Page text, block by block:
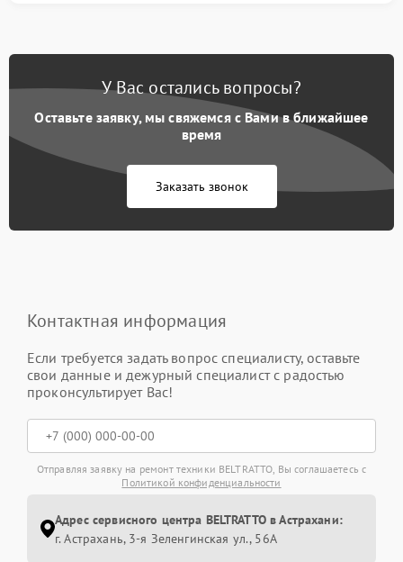
У Вас остались вопросы?
Оставьте заявку, мы свяжемся с Вами в ближайшее
время
Заказать звонок
Контактная информация
Если требуется задать вопрос специалисту, оставьте
свои данные и дежурный специалист с радостью
проконсультирует Вас!
Отправляя заявку на ремонт техники BELTRATTO, Вы соглашаетесь с
Политикой конфиденциальности
Адрес сервисного центра BELTRATTO в Астрахани:
г. Астрахань, 3-я Зеленгинская ул., 56А